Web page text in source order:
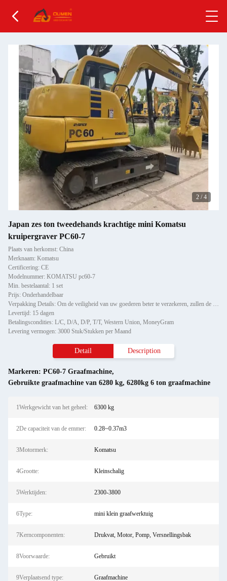
2 /4
Japan zes ton tweedehands krachtige mini Komatsu
kruipergraver PC60-7
Plaats van herkomst: China
Merknaam: Komatsu
Certificering: CE
Modelnummer: KOMATSU pc60-7
Min. bestelaantal: 1 set
Prijs: Onderhandelbaar
Verpakking Details: Om de veiligheid van uw goederen beter te verzekeren, zullen de professionele, milieuvriendelijke, g
Levertijd: 15 dagen
Betalingscondities: L/C, D/A, D/P, T/T, Western Union, MoneyGram
Levering vermogen: 3000 Stuk/Stukken per Maand
Detail Description
Markeren: PC60-7 Graafmachine,
Gebruikte graafmachine van 6280 kg, 6280kg 6 ton graafmachine
1Werkgewicht van het geheel: 6300 kg
2De capaciteit van de emmer: 0.28~0.37m3
3Motormerk: Komatsu
4Grootte: Kleinschalig
5Werktijden: 2300-3800
6Type: mini klein graafwerktuig
7Kerncomponenten: Drukvat, Motor, Pomp, Versnellingsbak
8Voorwaarde: Gebruikt
9Verplaatsend type: Graafmachine